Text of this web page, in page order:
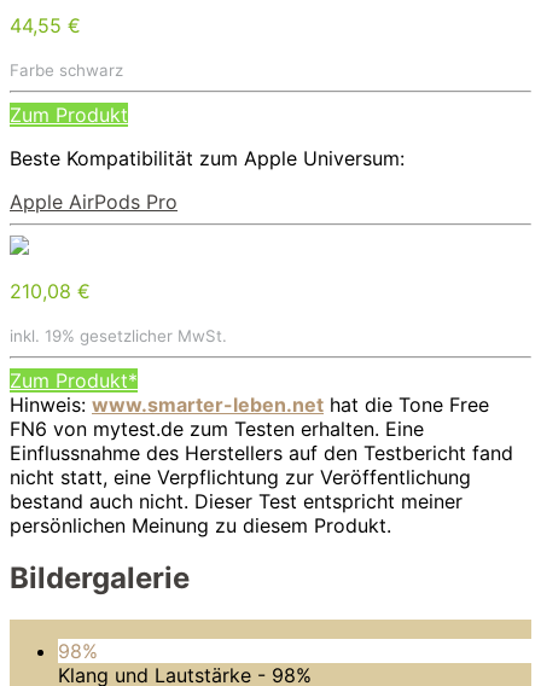
44,55 €
Farbe schwarz
Zum Produkt
Beste Kompatibilität zum Apple Universum:
Apple AirPods Pro
210,08 €
inkl. 19% gesetzlicher MwSt.
Zum Produkt*
Hinweis: www.smarter-leben.net hat die Tone Free
FN6 von mytest.de zum Testen erhalten. Eine
Einflussnahme des Herstellers auf den Testbericht fand
nicht statt, eine Verpflichtung zur Veröffentlichung
bestand auch nicht. Dieser Test entspricht meiner
persönlichen Meinung zu diesem Produkt.
Bildergalerie
98%
Klang und Lautstärke - 98%